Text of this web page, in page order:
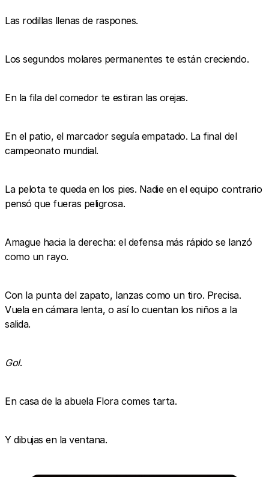
Las rodillas llenas de raspones.
Los segundos molares permanentes te están creciendo.
En la fila del comedor te estiran las orejas.
En el patio, el marcador seguía empatado. La final del
campeonato mundial.
La pelota te queda en los pies. Nadie en el equipo contrario
pensó que fueras peligrosa.
Amague hacia la derecha: el defensa más rápido se lanzó
como un rayo.
Con la punta del zapato, lanzas como un tiro. Precisa.
Vuela en cámara lenta, o así lo cuentan los niños a la
salida.
Gol.
En casa de la abuela Flora comes tarta.
Y dibujas en la ventana.